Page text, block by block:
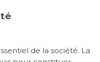
de la société. La